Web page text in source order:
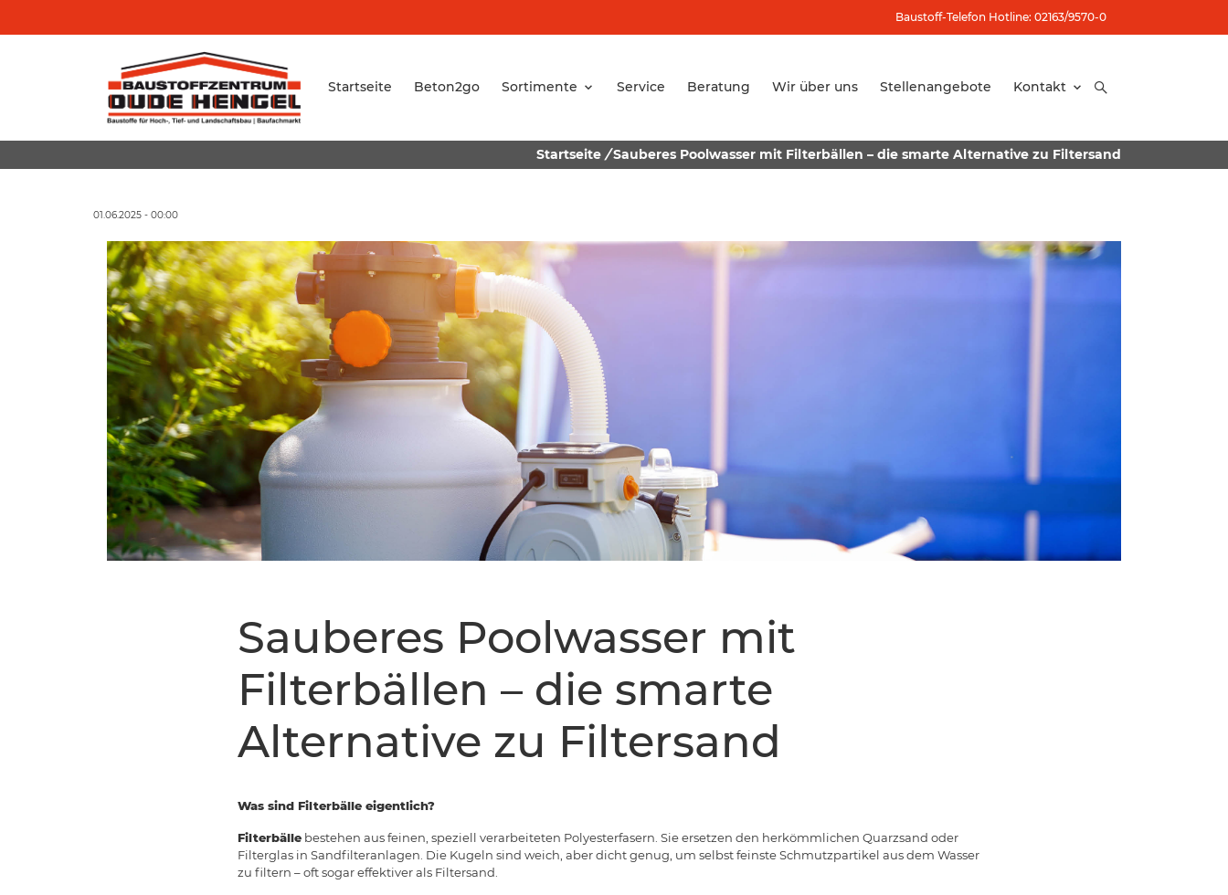
Baustoff-Telefon Hotline: 02163/9570-0
Startseite Beton2go Sortimente Service Beratung Wir über uns Stellenangebote Kontakt
Startseite / Sauberes Poolwasser mit Filterbällen – die smarte Alternative zu Filtersand
01.06.2025 - 00:00
Sauberes Poolwasser mit
Filterbällen – die smarte
Alternative zu Filtersand
Was sind Filterbälle eigentlich?
Filterbällebestehen aus feinen, speziell verarbeiteten Polyesterfasern. Sie ersetzen den herkömmlichen Quarzsand oder
Filterglas in Sandfilteranlagen. Die Kugeln sind weich, aber dicht genug, um selbst feinste Schmutzpartikel aus dem Wasser
zu filtern – oft sogar effektiver als Filtersand.